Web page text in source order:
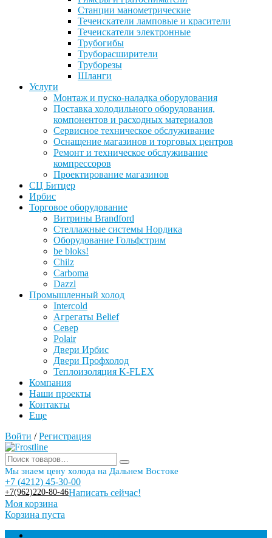
Станции манометрические
Течеискатели ламповые и красители
Течеискатели электронные
Трубогибы
Труборасширители
Труборезы
Шланги
Услуги
Монтаж и пуско-наладка оборудования
Поставка холодильного оборудования,
компонентов и расходных материалов
Сервисное техническое обслуживание
Оснащение магазинов и торговых центров
Ремонт и техническое обслуживание
компрессоров
Проектирование магазинов
СЦ Битцер
Ирбис
Торговое оборудование
Витрины Brandford
Стеллажные системы Нордика
Оборудование Гольфстрим
be bloks!
Chilz
Carboma
Dazzl
Промышленный холод
Intercold
Агрегаты Belief
Север
Polair
Двери Ирбис
Двери Профхолод
Теплоизоляция K-FLEX
Компания
Наши проекты
Контакты
Еще
Войти / Регистрация
Мы знаем цену холода на Дальнем Востоке
+7 (4212) 45-30-00
+7(962)220-80-46Написать сейчас!
Моя корзина
Корзина пуста